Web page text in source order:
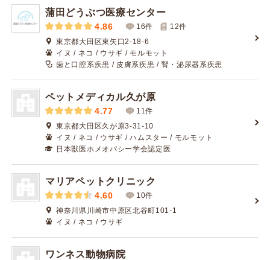
蒲田どうぶつ医療センター
4.86 16件 12件
東京都大田区東矢口2-18-6
イヌ / ネコ / ウサギ / モルモット
歯と口腔系疾患 / 皮膚系疾患 / 腎・泌尿器系疾患
ペットメディカル久が原
4.77
11件
東京都大田区久が原3-31-10
イヌ / ネコ / ウサギ / ハムスター / モルモット
日本獣医ホメオパシー学会認定医
マリアペットクリニック
4.60
10件
神奈川県川崎市中原区北谷町101-1
イヌ / ネコ / ウサギ
ワンネス動物病院